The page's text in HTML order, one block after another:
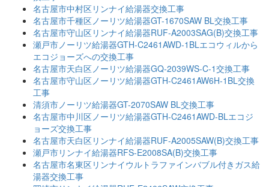
名古屋市中村区リンナイ給湯器交換工事
名古屋市千種区ノーリツ給湯器GT-1670SAW BL交換工事
名古屋市守山区リンナイ給湯器RUF-A2003SAG(B)交換工事
瀬戸市ノーリツ給湯器GTH-C2461AWD-1BLエコウィルから
エコジョーズへの交換工事
名古屋市天白区ノーリツ給湯器GQ-2039WS-C-1交換工事
名古屋市守山区ノーリツ給湯器GTH-C2461AW6H-1BL交換
工事
清須市ノーリツ給湯器GT-2070SAW BL交換工事
名古屋市中川区ノーリツ給湯器GTH-C2461AWD-BLエコジ
ョーズ交換工事
名古屋市天白区リンナイ給湯器RUF-A2005SAW(B)交換工事
瀬戸市リンナイ給湯器RFS-E2008SA(B)交換工事
名古屋市名東区リンナイウルトラファインバブル付きガス給
湯器交換工事